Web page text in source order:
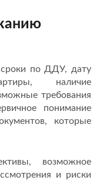
сроки по ДДУ, дату
наличие
требования
понимание
которые
возможное
и риски